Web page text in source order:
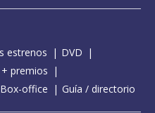
estrenos
DVD
premios
Box-office Guía / directorio